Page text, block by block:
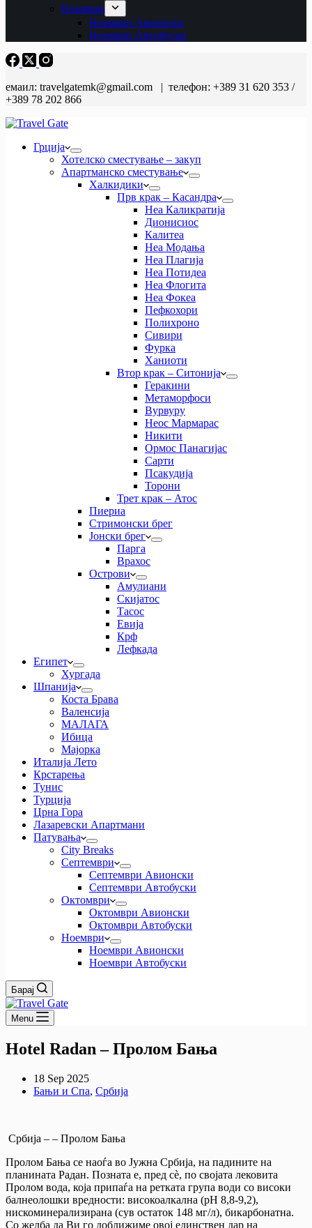
Ноември
Ноември Авионски
Ноември Автобуски
емаил: travelgatemk@gmail.com | телефон: +389 31 620 353 /
+389 78 202 866
Грција
Хотелско сместување – закуп
Апартманско сместување
Халкидики
Прв крак – Касандра
Неа Каликратија
Дионисиос
Калитеа
Неа Модања
Неа Плагија
Неа Потидеа
Неа Флогита
Неа Фокеа
Пефкохори
Полихроно
Сивири
Фурка
Ханиоти
Втор крак – Ситонија
Геракини
Метаморфоси
Вурвуру
Неос Мармарас
Никити
Ормос Панагијас
Сарти
Псакудија
Торони
Трет крак – Атос
Пиериа
Стримонски брег
Јонски брег
Парга
Врахос
Острови
Амулиани
Скијатос
Тасос
Евија
Крф
Лефкада
Египет
Хургада
Шпанија
Коста Брава
Валенсија
МАЛАГА
Ибица
Мајорка
Италија Лето
Крстарења
Тунис
Турција
Црна Гора
Лазаревски Апартмани
Патувања
City Breaks
Септември
Септември Авионски
Септември Автобуски
Октомври
Октомври Авионски
Октомври Автобуски
Ноември
Ноември Авионски
Ноември Автобуски
Барај
Menu
Hotel Radan – Пролом Бања
18 Sep 2025
Бањи и Спа, Србија
Србија – – Пролом Бања
Пролом Бања се наоѓа во Јужна Србија, на падините на
планината Радан. Позната е, пред сè, по својата лековита
Пролом вода, која припаѓа на ретката група води со високи
балнеолошки вредности: високоалкална (pH 8,8-9,2),
нискоминерализирана (сув остаток 148 мг/л), бикарбонатна.
Со желба да Ви го доближиме овој единствен дар на